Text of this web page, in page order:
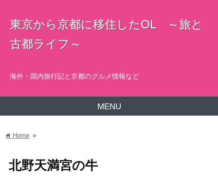
東京から京都に移住したOL ～旅と
古都ライフ～
海外・国内旅行記と京都のグルメ情報など
MENU
home Home »
北野天満宮の牛